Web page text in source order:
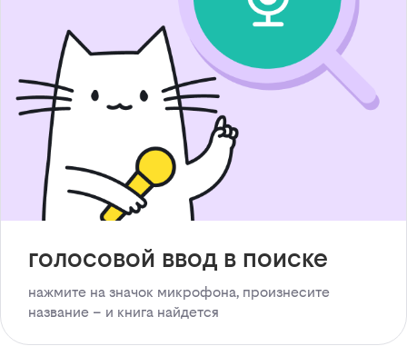
голосовой ввод в поиске
нажмите на значок микрофона, произнесите
название – и книга найдется